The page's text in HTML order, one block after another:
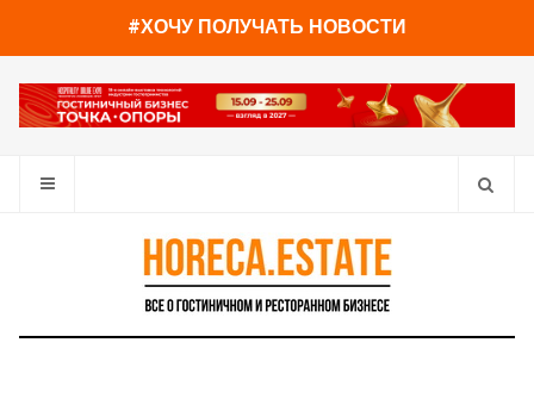
#ХОЧУ ПОЛУЧАТЬ НОВОСТИ